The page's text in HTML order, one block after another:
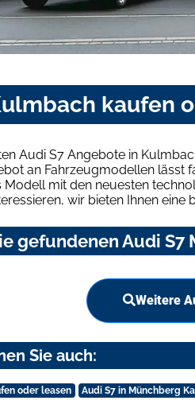
kaufen
Audi S7 Angebote in
an Fahrzeugmodellen lässt
Modell mit den neuesten
wir bieten Ihnen eine
gefundenen Audi
Weitere
Sie auch:
oder leasen Audi S7 in Münchberg